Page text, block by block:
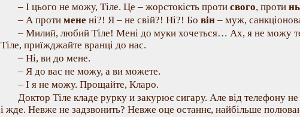
– І цього не можу, Тіле. Це – жорстокість проти свого, проти
– А проти мене ні?! Я – не свій?! Ні?! Бо він – муж,
– Милий, любий Тіле! Мені до муки хочеться… Ах, я не можу
Тіле, приїжджайте вранці до нас.
– Ні, ви до мене.
– Я до вас не можу, а ви можете.
– І я не можу. Прощайте, Кларо.
Доктор Тіле кладе рурку и закурює сигару. Але від телефону не
і жде. Невже не задзвонить? Невже оце останнє, найбільше